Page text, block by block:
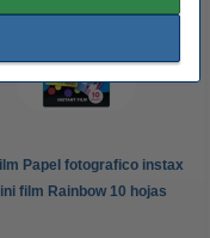
Papel fotografico instax
film Rainbow 10 hojas